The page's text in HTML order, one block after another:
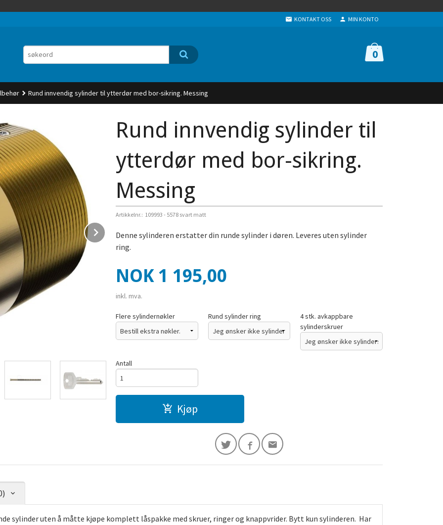
KONTAKT OSS MIN KONTO
0
Rund innvendig sylinder til ytterdør med bor-sikring. Messing
Next
Rund innvendig sylinder til
ytterdør med bor-sikring.
Messing
Artikkelnr.: 109993 - 5578 svart matt
Denne sylinderen erstatter din runde sylinder i døren. Leveres uten sylinder
ring.
Pris
NOK 1 195,00
inkl. mva.
Flere sylindernøkler Rund sylinder ring
4 stk. avkappbare
sylinderskruer
Antall
Kjøp
sylinder uten å måtte kjøpe komplett låspakke med skruer, ringer og knappvrider. Bytt kun sylinderen. Har